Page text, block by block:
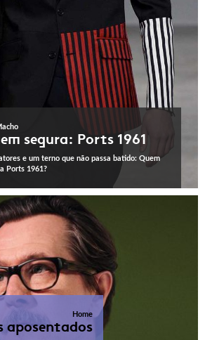
segura: Ports 1961
e um terno que não passa batido: Quem
Ports 1961?
Home
aposentados